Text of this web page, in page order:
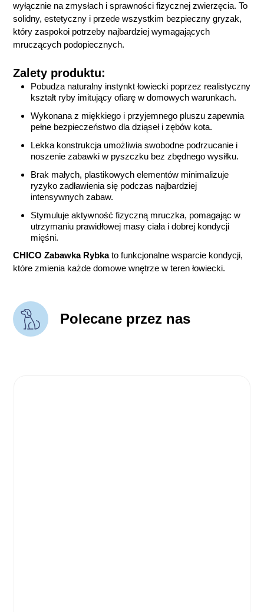
wyłącznie na zmysłach i sprawności fizycznej zwierzęcia. To
solidny, estetyczny i przede wszystkim bezpieczny gryzak,
który zaspokoi potrzeby najbardziej wymagających
mruczących podopiecznych.
Zalety produktu:
Pobudza naturalny instynkt łowiecki poprzez realistyczny
kształt ryby imitujący ofiarę w domowych warunkach.
Wykonana z miękkiego i przyjemnego pluszu zapewnia
pełne bezpieczeństwo dla dziąseł i zębów kota.
Lekka konstrukcja umożliwia swobodne podrzucanie i
noszenie zabawki w pyszczku bez zbędnego wysiłku.
Brak małych, plastikowych elementów minimalizuje
ryzyko zadławienia się podczas najbardziej
intensywnych zabaw.
Stymuluje aktywność fizyczną mruczka, pomagając w
utrzymaniu prawidłowej masy ciała i dobrej kondycji
mięśni.
CHICO Zabawka Rybkato funkcjonalne wsparcie kondycji,
które zmienia każde domowe wnętrze w teren łowiecki.
Polecane przez nas